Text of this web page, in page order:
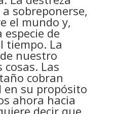
sobreponerse,
el mundo y,
de
tiempo. La
nuestro
Las
cobran
su propósito
ahora hacia
decir que